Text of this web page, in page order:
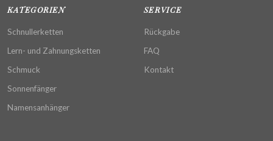
KATEGORIEN
Schnullerketten
Lern- und Zahnungsketten
Schmuck
Sonnenfänger
Namensanhänger
SERVICE
Rückgabe
FAQ
Kontakt